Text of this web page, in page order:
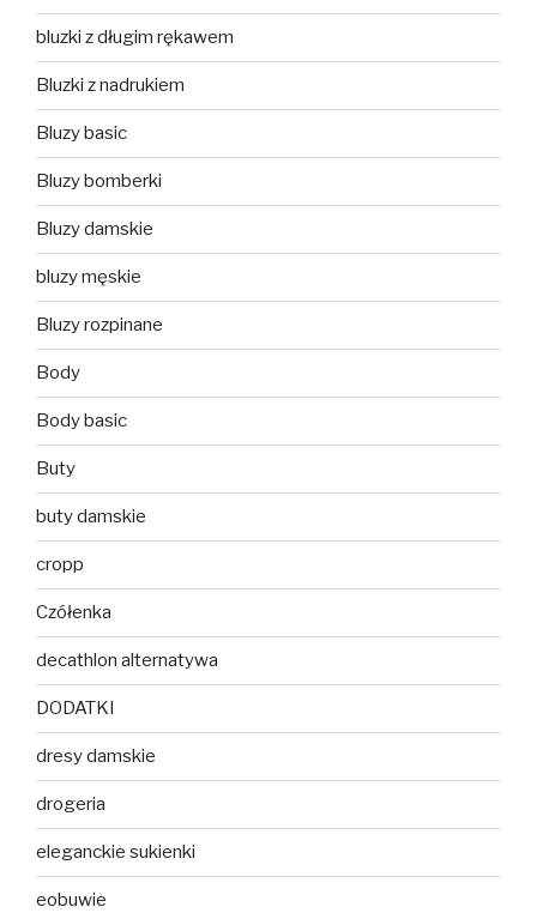
bluzki z długim rękawem
Bluzki z nadrukiem
Bluzy basic
Bluzy bomberki
Bluzy damskie
bluzy męskie
Bluzy rozpinane
Body
Body basic
Buty
buty damskie
cropp
Czółenka
decathlon alternatywa
DODATKI
dresy damskie
drogeria
eleganckie sukienki
eobuwie